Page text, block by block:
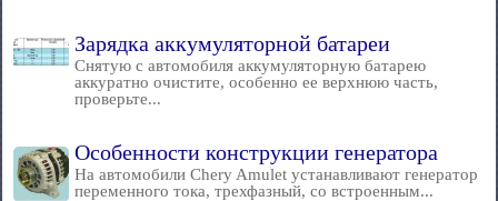
Зарядка аккумуляторной батареи
Снятую с автомобиля аккумуляторную батарею
аккуратно очистите, особенно ее верхнюю часть,
проверьте...
Особенности конструкции генератора
На автомобили Chery Amulet устанавливают генератор
переменного тока, трехфазный, со встроенным...